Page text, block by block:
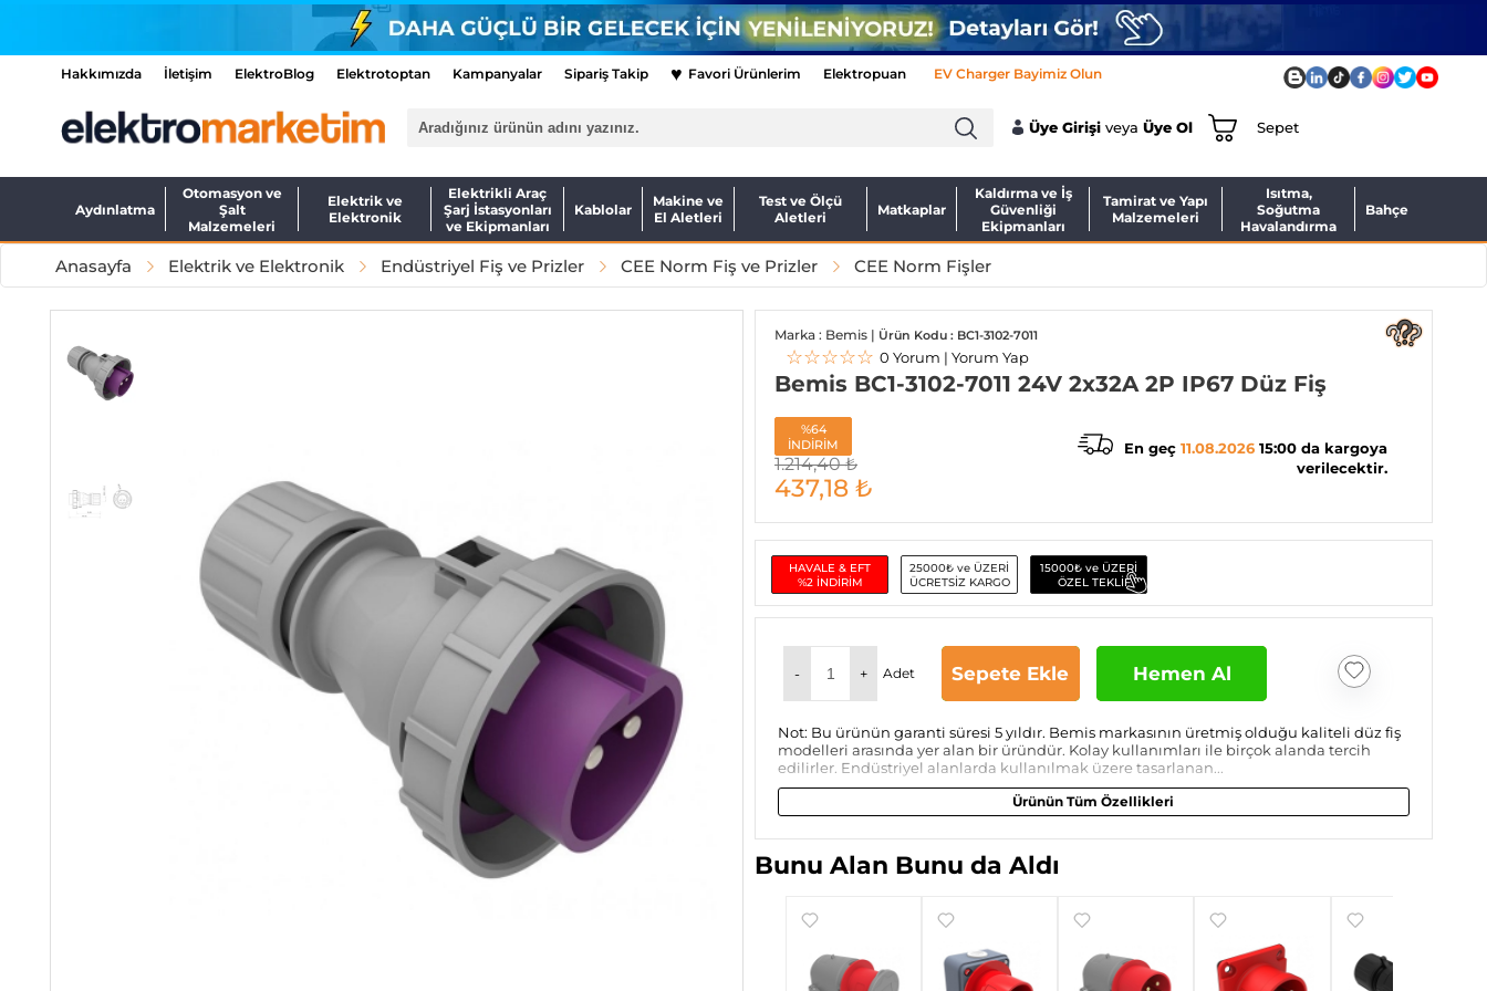
Hakkımızda İletişim ElektroBlog Elektrotoptan Kampanyalar Sipariş Takip ♥ Favori Ürünlerim Elektropuan EV Charger Bayimiz Olun
Üye Girişi veyaÜye Ol Sepet
Aydınlatma
Otomasyon ve
Şalt
Malzemeleri
Elektrik ve
Elektronik
Elektrikli Araç
Şarj İstasyonları
ve Ekipmanları
Kablolar
Makine ve
El Aletleri
Test ve Ölçü
Aletleri
Matkaplar
Kaldırma ve İş
Güvenliği
Ekipmanları
Tamirat ve Yapı
Malzemeleri
Isıtma,
Soğutma
Havalandırma
Bahçe
Anasayfa Elektrik ve Elektronik Endüstriyel Fiş ve Prizler CEE Norm Fiş ve Prizler CEE Norm Fişler
Marka : Bemis | Ürün Kodu : BC1-3102-7011
☆☆☆☆☆ 0 Yorum | Yorum Yap
Bemis BC1-3102-7011 24V 2x32A 2P IP67 Düz Fiş
%64
İNDİRİM
1.214,40₺
437,18 ₺
En geç 11.08.202615:00 da kargoya
verilecektir.
HAVALE & EFT
%2 İNDİRİM
25000₺ ve ÜZERİ
ÜCRETSİZ KARGO
15000₺ ve ÜZERİ
ÖZEL TEKLİF
- + Adet Sepete Ekle Hemen Al
Not: Bu ürünün garanti süresi 5 yıldır. Bemis markasının üretmiş olduğu kaliteli düz fiş
modelleri arasında yer alan bir üründür. Kolay kullanımları ile birçok alanda tercih
edilirler. Endüstriyel alanlarda kullanılmak üzere tasarlanan...
Ürünün Tüm Özellikleri
Bunu Alan Bunu da Aldı